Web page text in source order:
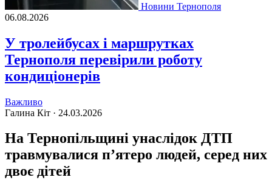
Новини Тернополя
06.08.2026
У тролейбусах і маршрутках
Тернополя перевірили роботу
кондиціонерів
Важливо
Галина Кіт · 24.03.2026
На Тернопільщині унаслідок ДТП
травмувалися п’ятеро людей, серед них
двоє дітей